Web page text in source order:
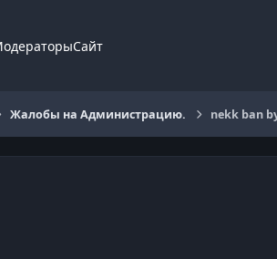
Сайт
Жалобы на Администрацию. nekk ban